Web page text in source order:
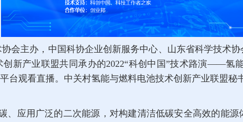
会主办，中国科协企业创新服务中心、山东省科学技术
新产业联盟共同承办的2022“科创中国”技术路演——氢
台观看直播。中关村氢能与燃料电池技术创新产业联盟秘
、应用广泛的二次能源，对构建清洁低碳安全高效的能